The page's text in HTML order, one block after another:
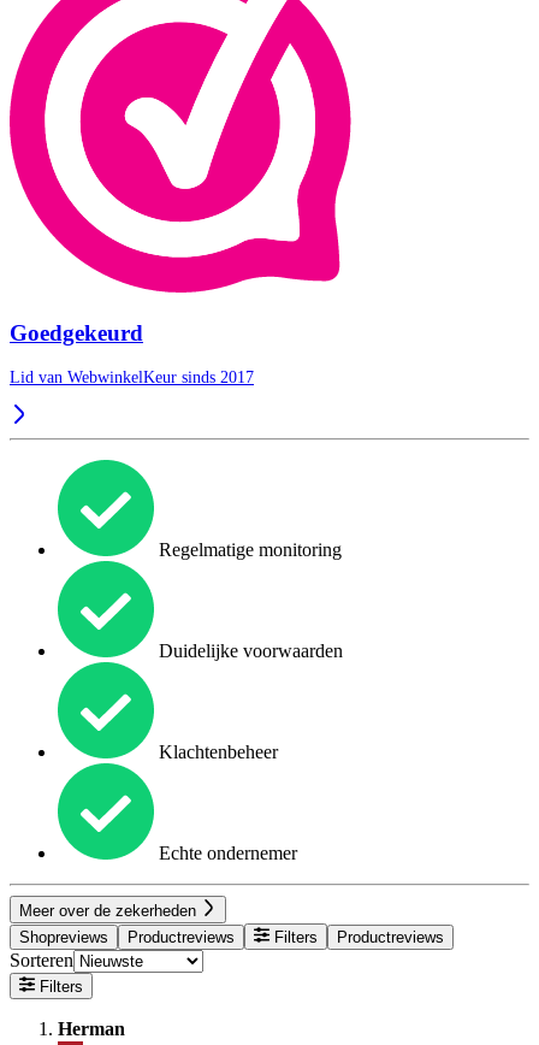
Goedgekeurd
Lid van WebwinkelKeur sinds 2017
Regelmatige monitoring
Duidelijke voorwaarden
Klachtenbeheer
Echte ondernemer
Meer over de zekerheden
Shopreviews
Productreviews Filters Productreviews
Sorteren
Filters
Herman